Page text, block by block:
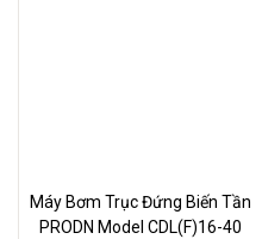
Máy Bơm Trục Đứng Biến Tần
PRODN Model CDL(F)16-40